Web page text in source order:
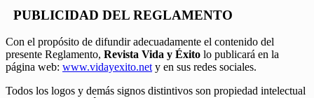
PUBLICIDAD DEL REGLAMENTO
Con el propósito de difundir adecuadamente el contenido del
presente Reglamento, Revista Vida y Éxito lo publicará en la
página web: www.vidayexito.net y en sus redes sociales.
Todos los logos y demás signos distintivos son propiedad intelectual